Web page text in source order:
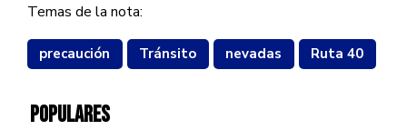
Temas de la nota:
precaución Tránsito nevadas Ruta 40
POPULARES